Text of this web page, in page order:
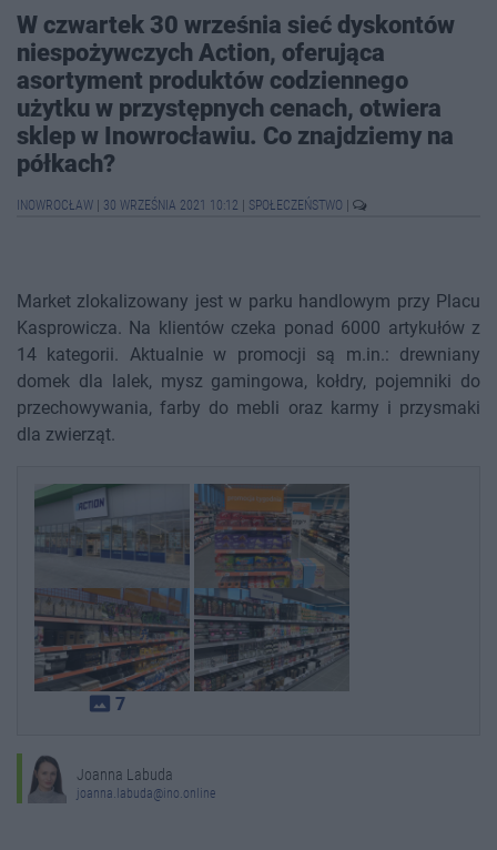
W czwartek 30 września sieć dyskontów
niespożywczych Action, oferująca
asortyment produktów codziennego
użytku w przystępnych cenach, otwiera
sklep w Inowrocławiu. Co znajdziemy na
półkach?
INOWROCŁAW 30 WRZEŚNIA 2021 10:12 SPOŁECZEŃSTWO
Market zlokalizowany jest w parku handlowym przy Placu
Kasprowicza. Na klientów czeka ponad 6000 artykułów z
14 kategorii. Aktualnie w promocji są m.in.: drewniany
domek dla lalek, mysz gamingowa, kołdry, pojemniki do
przechowywania, farby do mebli oraz karmy i przysmaki
dla zwierząt.
photo_size_select_actual 7
Joanna Labuda
joanna.labuda@ino.online